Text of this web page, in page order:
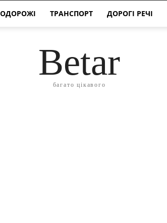
ТРАНСПОРТ ДОРОГІ РЕЧІ
Betar
багато цікавого